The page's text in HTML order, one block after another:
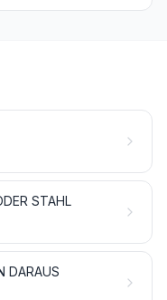
STAHL
DARAUS